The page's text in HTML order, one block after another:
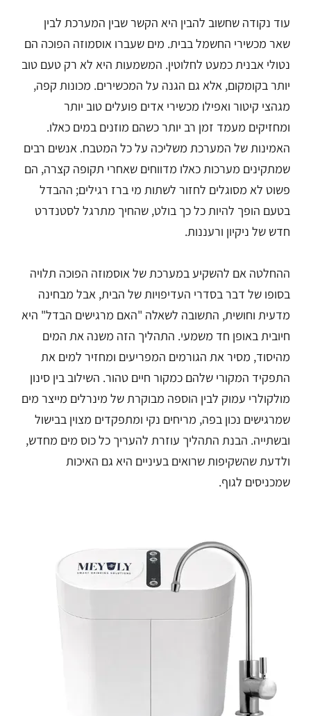
עוד נקודה שחשוב להבין היא הקשר שבין המערכת לבין
שאר מכשירי החשמל בבית. מים שעברו אוסמוזה הפוכה הם
נטולי אבנית כמעט לחלוטין. המשמעות היא לא רק טעם טוב
יותר בקומקום, אלא גם הגנה על המכשירים. מכונות קפה,
מגהצי קיטור ואפילו מכשירי אדים פועלים טוב יותר
ומחזיקים מעמד זמן רב יותר כשהם מוזנים במים כאלו.
האמינות של המערכת משליכה על כל המטבח. אנשים רבים
שמתקינים מערכות כאלו מדווחים שאחרי תקופה קצרה, הם
פשוט לא מסוגלים לחזור לשתות מי ברז רגילים; ההבדל
בטעם הופך להיות כל כך בולט, שהחיך מתרגל לסטנדרט
חדש של ניקיון ורעננות.
ההחלטה אם להשקיע במערכת של אוסמוזה הפוכה תלויה
בסופו של דבר בסדרי העדיפויות של הבית, אבל מבחינה
מדעית וחושית, התשובה לשאלה "האם מרגישים הבדל" היא
חיובית באופן חד משמעי. התהליך הזה משנה את המים
מהיסוד, מסיר את הגורמים המפריעים ומחזיר למים את
התפקיד המקורי שלהם כמקור חיים טהור. השילוב בין סינון
מולקולרי עמוק לבין הוספה מבוקרת של מינרלים מייצר מים
שמרגישים נכון בפה, מריחים נקי ומתפקדים מצוין בבישול
ובשתייה. הבנת התהליך עוזרת להעריך כל כוס מים מחדש,
ולדעת שהשקיפות שרואים בעיניים היא גם האיכות
שמכניסים לגוף.